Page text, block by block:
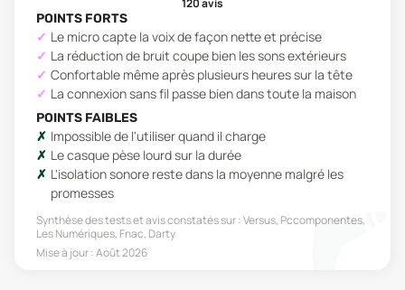
120avis
POINTS FORTS
Le micro capte la voix de façon nette et précise
La réduction de bruit coupe bien les sons extérieurs
Confortable même après plusieurs heures sur la tête
La connexion sans fil passe bien dans toute la maison
POINTS FAIBLES
Impossible de l'utiliser quand il charge
Le casque pèse lourd sur la durée
L'isolation sonore reste dans la moyenne malgré les
promesses
Synthèse des tests et avis constatés sur :Versus, Pccomponentes,
Les Numériques, Fnac, Darty
Mise à jour :Août 2026